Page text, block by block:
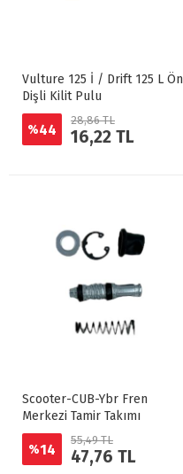
Vulture 125 İ / Drift 125 L Ön
Dişli Kilit Pulu
%44
28,86 TL
16,22 TL
Scooter-CUB-Ybr Fren
Merkezi Tamir Takımı
%14
55,49 TL
47,76 TL